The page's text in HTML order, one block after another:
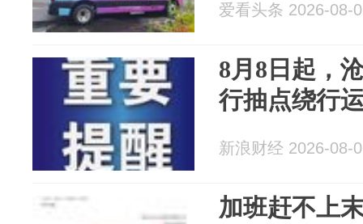
爱看头条 2026-08-
8月8日起，
行抽点绕行
新浪财经 2026-08-
加班赶不上